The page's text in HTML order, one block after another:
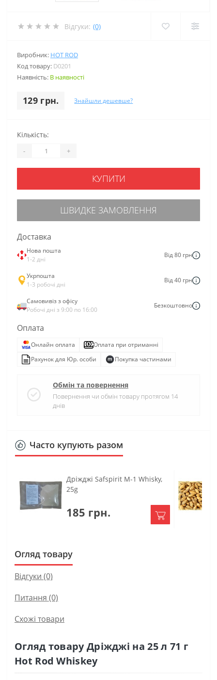
Відгуки: (0)
Виробник: HOT ROD
Код товару: D0201
Наявність: В наявності
129 грн. Знайшли дешевше?
Кількість:
- +
КУПИТИ
ШВИДКЕ ЗАМОВЛЕННЯ
Доставка
Нова пошта
1-2 дні
Від 80 грн
Укрпошта
1-3 робочі дні
Від 40 грн
Самовивіз з офісу
Робочі дні з 9:00 по 16:00
Безкоштовно
Оплата
Онлайн оплата
Оплата при отриманні
Рахунок для Юр. особи
Покупка частинами
Обмін та повернення
Повернення чи обмін товару протягом 14
днів
Часто купують разом
Дріжджі Safspirit M-1 Whisky,
25g
185 грн.
Огляд товару
Відгуки (0)
Питання (0)
Схожі товари
Огляд товару Дріжджі на 25 л 71 г
Hot Rod Whiskey